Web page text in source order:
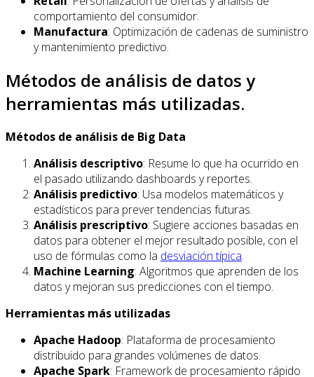
comportamiento del consumidor.
Manufactura: Optimización de cadenas de suministro
y mantenimiento predictivo.
Métodos de análisis de datos y
herramientas más utilizadas.
Métodos de análisis de Big Data
Análisis descriptivo: Resume lo que ha ocurrido en
el pasado utilizando dashboards y reportes.
Análisis predictivo: Usa modelos matemáticos y
estadísticos para prever tendencias futuras.
Análisis prescriptivo: Sugiere acciones basadas en
datos para obtener el mejor resultado posible, con el
uso de fórmulas como la desviación típica.
Machine Learning: Algoritmos que aprenden de los
datos y mejoran sus predicciones con el tiempo.
Herramientas más utilizadas
Apache Hadoop: Plataforma de procesamiento
distribuido para grandes volúmenes de datos.
Apache Spark: Framework de procesamiento rápido